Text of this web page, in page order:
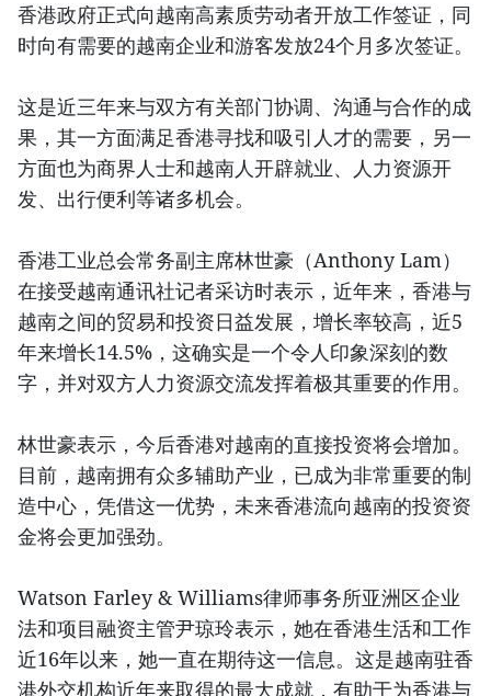
香港政府正式向越南高素质劳动者开放工作签证，同
时向有需要的越南企业和游客发放24个月多次签证。
这是近三年来与双方有关部门协调、沟通与合作的成
果，其一方面满足香港寻找和吸引人才的需要，另一
方面也为商界人士和越南人开辟就业、人力资源开
发、出行便利等诸多机会。
香港工业总会常务副主席林世豪（Anthony Lam）
在接受越南通讯社记者采访时表示，近年来，香港与
越南之间的贸易和投资日益发展，增长率较高，近5
年来增长14.5%，这确实是一个令人印象深刻的数
字，并对双方人力资源交流发挥着极其重要的作用。
林世豪表示，今后香港对越南的直接投资将会增加。
目前，越南拥有众多辅助产业，已成为非常重要的制
造中心，凭借这一优势，未来香港流向越南的投资资
金将会更加强劲。
Watson Farley & Williams律师事务所亚洲区企业
法和项目融资主管尹琼玲表示，她在香港生活和工作
近16年以来，她一直在期待这一信息。这是越南驻香
港外交机构近年来取得的最大成就，有助于为香港与